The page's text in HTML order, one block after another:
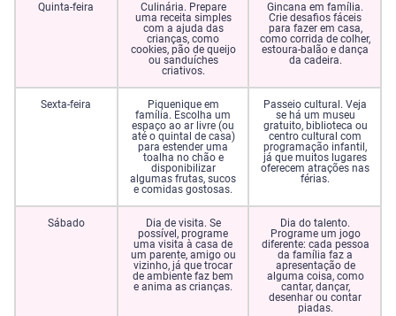
Quinta-feira
Culinária. Prepare
uma receita simples
com a ajuda das
crianças, como
cookies, pão de queijo
ou sanduíches
criativos.
Gincana em família.
Crie desafios fáceis
para fazer em casa,
como corrida de colher,
estoura-balão e dança
da cadeira.
Sexta-feira
Piquenique em
família. Escolha um
espaço ao ar livre (ou
até o quintal de casa)
para estender uma
toalha no chão e
disponibilizar
algumas frutas, sucos
e comidas gostosas.
Passeio cultural. Veja
se há um museu
gratuito, biblioteca ou
centro cultural com
programação infantil,
já que muitos lugares
oferecem atrações nas
férias.
Sábado
Dia de visita. Se
possível, programe
uma visita à casa de
um parente, amigo ou
vizinho, já que trocar
de ambiente faz bem
e anima as crianças.
Dia do talento.
Programe um jogo
diferente: cada pessoa
da família faz a
apresentação de
alguma coisa, como
cantar, dançar,
desenhar ou contar
piadas.